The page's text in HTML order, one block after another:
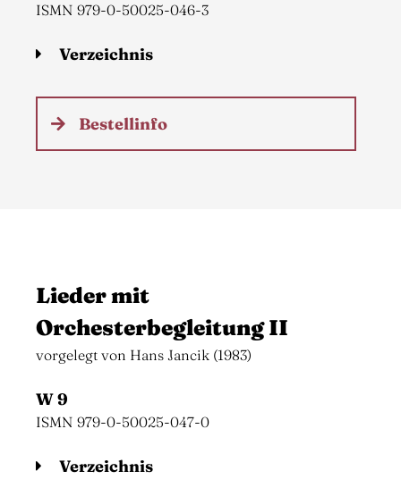
ISMN 979-0-50025-046-3
Verzeichnis
Bestellinfo
Lieder mit
Orchesterbegleitung II
vorgelegt von Hans Jancik (1983)
W 9
ISMN 979-0-50025-047-0
Verzeichnis